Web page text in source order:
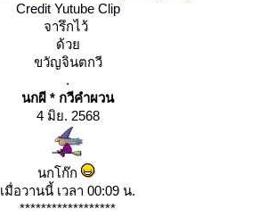
Credit Yutube Clip
จารึกไว้
ด้ว
ขวัญจินตกวี
.
นกผี * กวีคำผวน
4 มิย. 2568
นกโก๊ก
เมื่อวานนี้ เวลา 00:09 น.
******************